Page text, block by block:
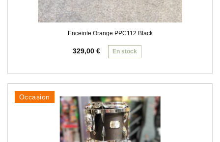
Enceinte Orange PPC112 Black
329,00 € En stock
Occasion